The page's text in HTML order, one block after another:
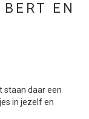
EN
staan daar een
in jezelf en